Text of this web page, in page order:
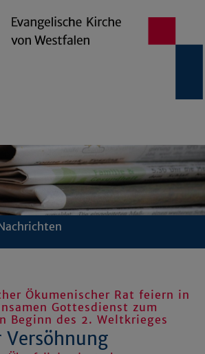
Ökumenischer Rat feiern in
Gottesdienst zum
Beginn des 2. Weltkrieges